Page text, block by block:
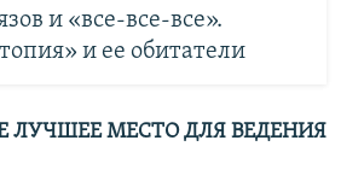
и «все-все-все».
и ее обитатели
ЛУЧШЕЕ МЕСТО ДЛЯ ВЕДЕНИЯ